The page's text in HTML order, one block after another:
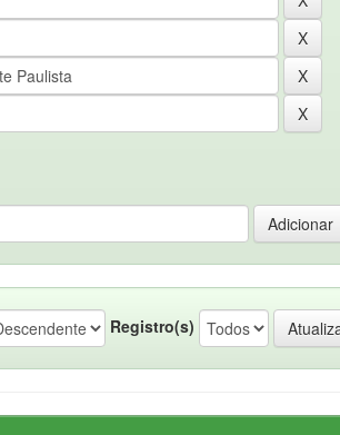
Registro(s)